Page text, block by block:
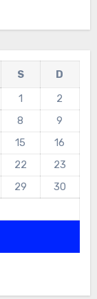
S
D
1
2
8
9
15
16
22
23
29
30